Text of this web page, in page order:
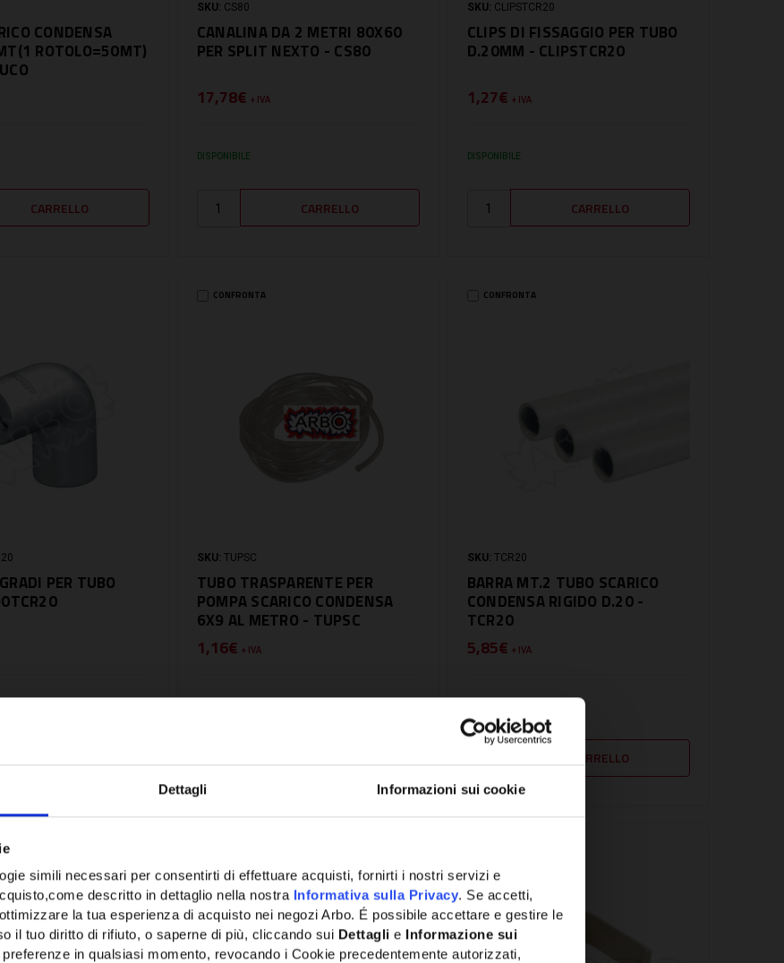
Dettagli Informazioni sui cookie
simili necessari per consentirti di effettuare acquisti, fornirti i nostri servizi e
descritto in dettaglio nella nostra Informativa sulla Privacy. Se accetti,
la tua esperienza di acquisto nei negozi Arbo. É possibile accettare e gestire le
il tuo diritto di rifiuto, o saperne di più, cliccando sui Dettagli e Informazione sui
in qualsiasi momento, revocando i Cookie precedentemente autorizzati,
CONDENSA
ROTOLO=50MT)
SKU: CS80
CANALINA DA 2 METRI 80X60
PER SPLIT NEXTO - CS80
17,78€ + IVA
DISPONIBILE
SKU: CLIPSTCR20
CLIPS DI FISSAGGIO PER TUBO
D.20MM - CLIPSTCR20
1,27€ + IVA
DISPONIBILE
PER TUBO
CONFRONTA
SKU: TUPSC
TUBO TRASPARENTE PER
POMPA SCARICO CONDENSA
6X9 AL METRO - TUPSC
1,16€ + IVA
CONFRONTA
SKU: TCR20
BARRA MT.2 TUBO SCARICO
CONDENSA RIGIDO D.20 -
TCR20
5,85€ + IVA